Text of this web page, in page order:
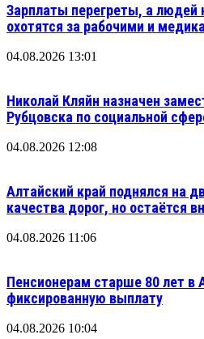
Зарплаты перегреты, а людей
охотятся за рабочими и
04.08.2026 13:01
Николай Кляйн назначен
Рубцовска по социальной
04.08.2026 12:08
Алтайский край поднялся на
качества дорог, но остаётся
04.08.2026 11:06
Пенсионерам старше 80 лет в
фиксированную выплату
04.08.2026 10:04